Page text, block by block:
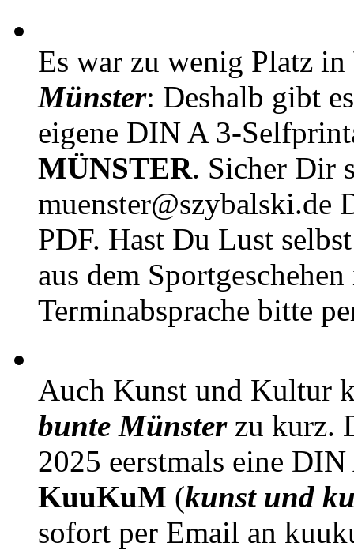
Es war zu wenig Platz in
Münster: Deshalb gibt
eigene DIN A 3-
MÜNSTER. Sicher Dir
muenster@szybalski.de
PDF. Hast Du Lust
aus dem
Terminabsprache bitte
Auch Kunst und Kultur
bunte Münsterzu kurz.
2025 eerstmals eine
KuuKuM (kunst und
sofort per Email an